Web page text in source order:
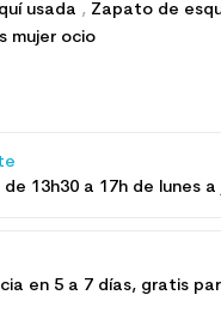
usada , Zapato de
mujer ocio
13h30 a 17h de lunes
en 5 a 7 días, gratis